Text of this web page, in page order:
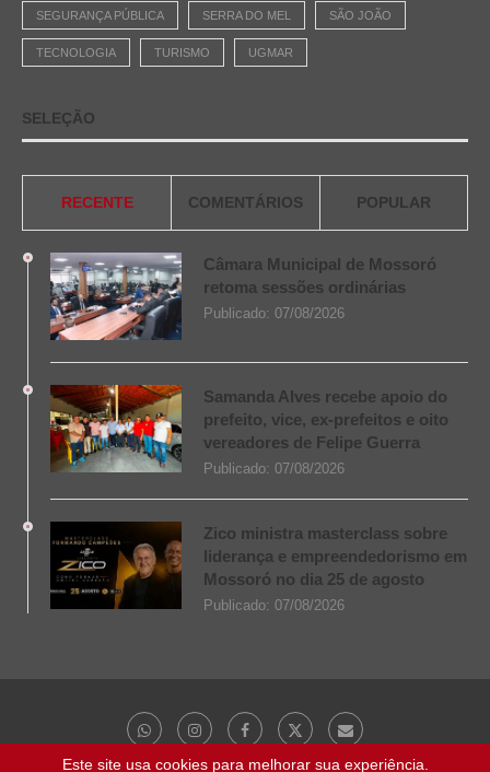
SEGURANÇA PÚBLICA SERRA DO MEL SÃO JOÃO
TECNOLOGIA TURISMO UGMAR
SELEÇÃO
RECENTE COMENTÁRIOS POPULAR
Câmara Municipal de Mossoró
retoma sessões ordinárias
Publicado: 07/08/2026
Samanda Alves recebe apoio do
prefeito, vice, ex-prefeitos e oito
vereadores de Felipe Guerra
Publicado: 07/08/2026
Zico ministra masterclass sobre
liderança e empreendedorismo em
Mossoró no dia 25 de agosto
Publicado: 07/08/2026
Este site usa cookies para melhorar sua experiência.